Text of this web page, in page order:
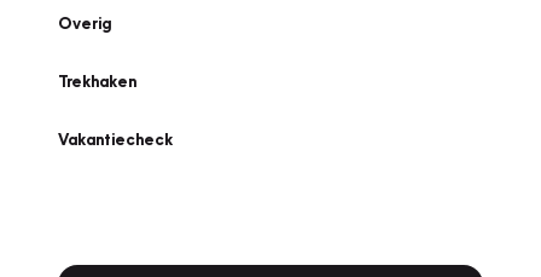
Overig
Trekhaken
Vakantiecheck